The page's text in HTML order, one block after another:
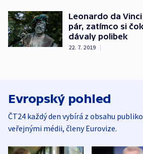
Leonardo da
pár, zatímco si
dávaly polibek
22. 7. 2019 |
Evropský pohled
ČT24 každý den vybírá z obsahu
veřejnými médii, členy Eurovize.